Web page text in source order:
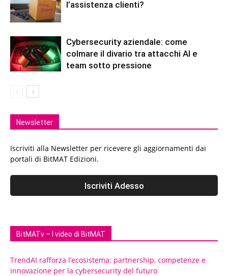
l’assistenza clienti?
Cybersecurity aziendale: come
colmare il divario tra attacchi AI e
team sotto pressione
Newsletter
Iscriviti alla Newsletter per ricevere gli aggiornamenti dai
portali di BitMAT Edizioni.
BitMATv – I video di BitMAT
TrendAI rafforza l’ecosistema: partnership, competenze e
innovazione per la cybersecurity del futuro